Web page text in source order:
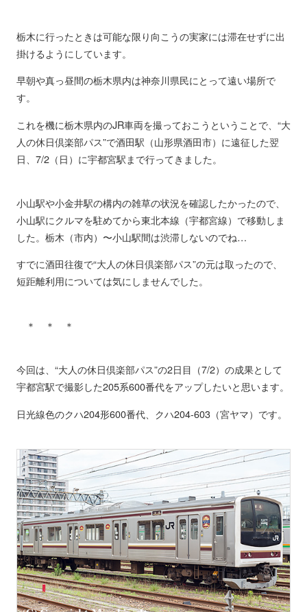
栃木に行ったときは可能な限り向こうの実家には滞在せずに出
掛けるようにしています。
早朝や真っ昼間の栃木県内は神奈川県民にとって遠い場所で
す。
これを機に栃木県内のJR車両を撮っておこうということで、“大
人の休日倶楽部パス”で酒田駅（山形県酒田市）に遠征した翌
日、7/2（日）に宇都宮駅まで行ってきました。
小山駅や小金井駅の構内の雑草の状況を確認したかったので、
小山駅にクルマを駐めてから東北本線（宇都宮線）で移動しま
した。栃木（市内）〜小山駅間は渋滞しないのでね…
すでに酒田往復で“大人の休日倶楽部パス”の元は取ったので、
短距離利用については気にしませんでした。
＊ ＊ ＊
今回は、“大人の休日倶楽部パス”の2日目（7/2）の成果として
宇都宮駅で撮影した205系600番代をアップしたいと思います。
日光線色のクハ204形600番代、クハ204-603（宮ヤマ）です。